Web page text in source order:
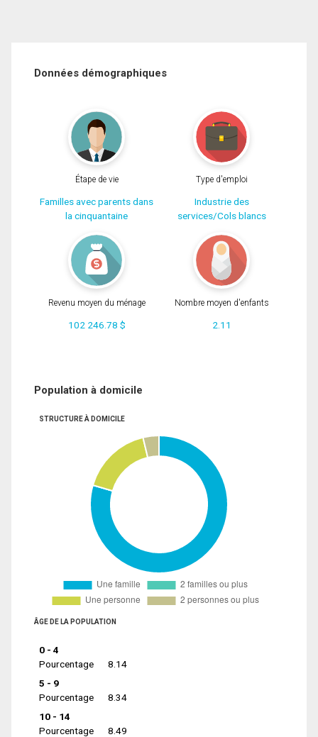
Données démographiques
Étape de vie
Familles avec parents dans
la cinquantaine
Type d'emploi
Industrie des
services/Cols blancs
Revenu moyen du ménage
102 246.78 $
Nombre moyen d'enfants
2.11
Population à domicile
STRUCTURE À DOMICILE
ÂGE DE LA POPULATION
0 - 4
Pourcentage
8.14
5 - 9
Pourcentage
8.34
10 - 14
Pourcentage
8.49